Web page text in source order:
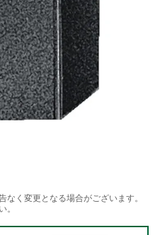
く変更となる場合がございます。
。